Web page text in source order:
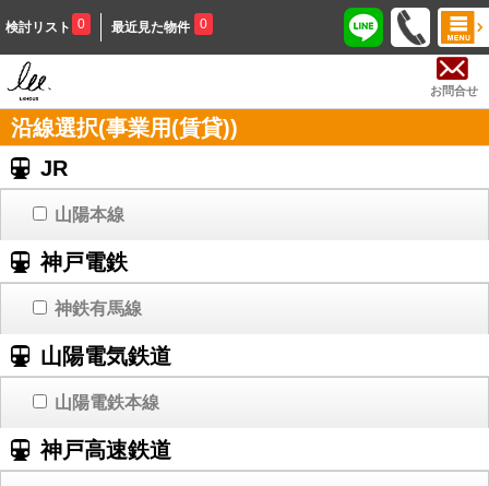
検討リスト 0 最近見た物件 0
お問合せ
沿線選択(事業用(賃貸))
JR
山陽本線
神戸電鉄
神鉄有馬線
山陽電気鉄道
山陽電鉄本線
神戸高速鉄道